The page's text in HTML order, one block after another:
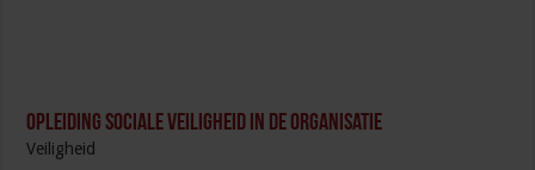
Opleiding Sociale Veiligheid in de Organisatie
Veiligheid